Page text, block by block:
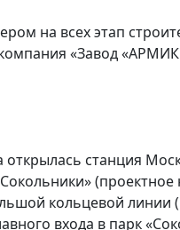
на всех этап
«Завод
открылась станция
(проектное
кольцевой линии
входа в парк